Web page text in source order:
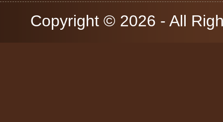
Copyright © 2026 - All